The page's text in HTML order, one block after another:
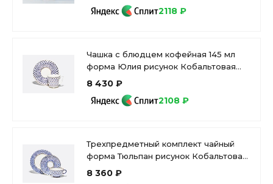
2118 ₽
Чашка с блюдцем кофейная 145 мл
форма Юлия рисунок Кобальтовая
сетка арт. 81.20119.00.1
8 430 ₽
2108 ₽
Трехпредметный комплект чайный
форма Тюльпан рисунок Кобальтовая
сетка арт. 81.10103.00.1
8 360 ₽